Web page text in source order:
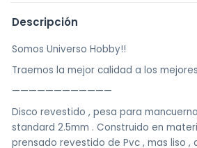
Descripción
Somos Universo Hobby!!
Traemos la mejor calidad a los
————————————
Disco revestido , pesa para
standard 2.5mm . Construido en
prensado revestido de Pvc , mas liso ,